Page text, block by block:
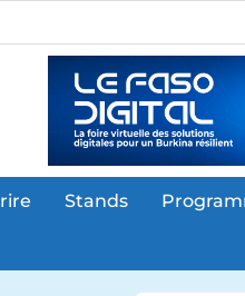
Stands